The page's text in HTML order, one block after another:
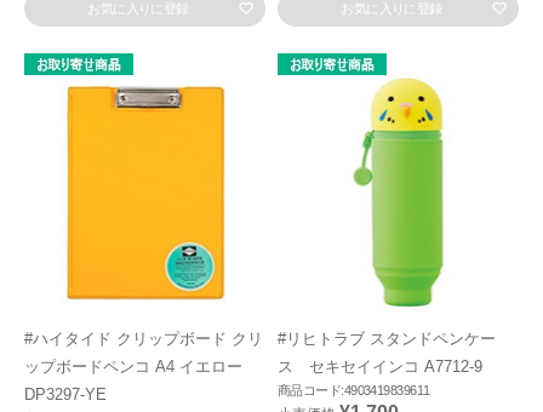
お気に入りに登録 お気に入りに登録
#ハイタイド クリップボード クリ
ップボードペンコ A4 イエロー
DP3297-YE
#リヒトラブ スタンドペンケー
ス セキセイインコ A7712-9
商品コード:4903419839611